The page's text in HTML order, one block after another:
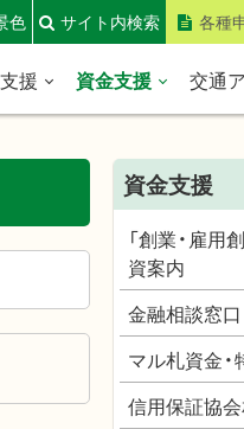
色 サイト内検索 各種
援 資金支援
交通
資金支援
「創業・雇用
資案内
金融相談窓口
マル札資金・
信用保証協